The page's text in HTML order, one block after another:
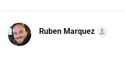
Ruben Marquez